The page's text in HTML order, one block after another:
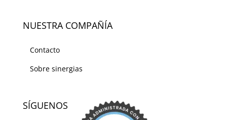
NUESTRA COMPAÑÍA
Contacto
Sobre sinergias
SÍGUENOS